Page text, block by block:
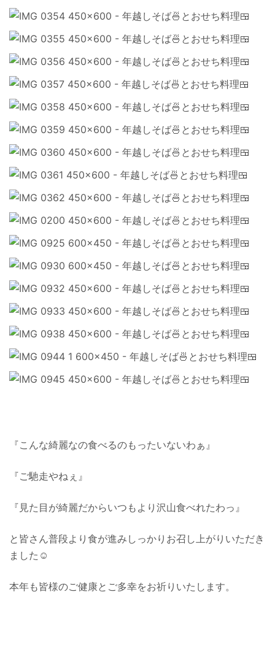
『こんな綺麗なの食べるのもったいないわぁ』
『ご馳走やねぇ』
『見た目が綺麗だからいつもより沢山食べれたわっ』
と皆さん普段より食が進みしっかりお召し上がりいただき
ました☺️
本年も皆様のご健康とご多幸をお祈りいたします。